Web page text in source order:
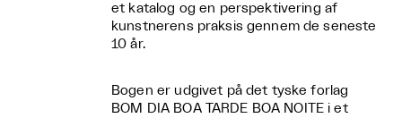
et katalog og en perspektivering af
kunstnerens praksis gennem de seneste
10 år.
Bogen er udgivet på det tyske forlag
BOM DIA BOA TARDE BOA NOITE i et